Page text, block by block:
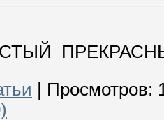
Просмотров: